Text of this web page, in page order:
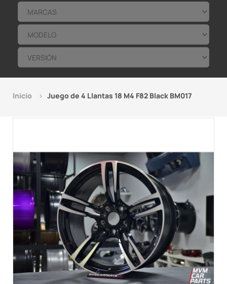
Inicio Juego de 4 Llantas 18 M4 F82 Black BM017